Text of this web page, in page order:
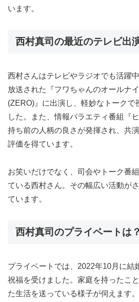
います。
西村真司の最近のテレビ出
西村さんはテレビやラジオでも活躍
放送された『フワちゃんのオールナ
(ZERO)』に出演し、軽妙なトークで
した。また、情報バラエティ番組『
持ち前の人柄の良さが発揮され、共
評価を得ています。
お笑いだけでなく、司会やトーク番
ている西村さん。その幅広い活動が
ています。
西村真司のプライベートは？
プライベートでは、2022年10月に結
祝福を受けました。家庭を持ったこ
た生活を送っている様子が伺えます。